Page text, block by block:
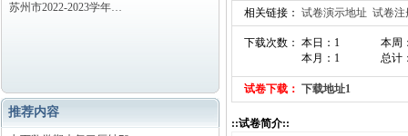
苏州市2022-2023学年…
推荐内容
相关链接： 试卷演示地址 试卷注
下载次数： 本日：1
本月：1
本周
总计
试卷下载： 下载地址1
::试卷简介::